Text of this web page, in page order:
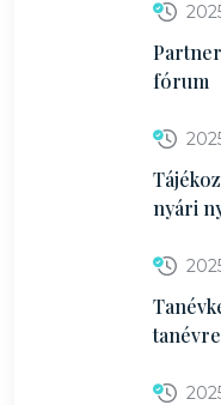
fórum
nyári
tanévre